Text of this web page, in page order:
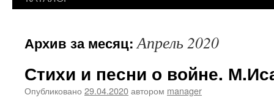
Архив за месяц:Апрель 2020
Стихи и песни о войне.
Опубликовано 29.04.2020автором manager